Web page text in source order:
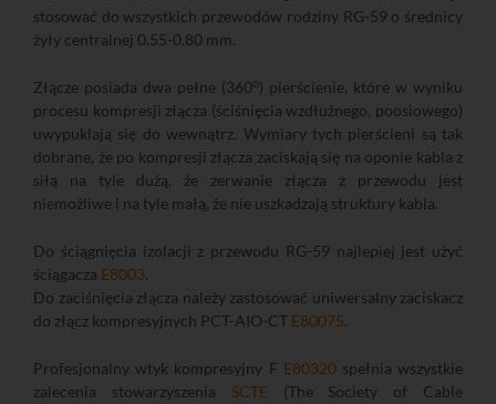
stosować do wszystkich przewodów rodziny RG-59 o średnicy
żyły centralnej 0.55-0.80 mm.
Złącze posiada dwa pełne (360o) pierścienie, które w wyniku
procesu kompresji złącza (ściśnięcia wzdłużnego, poosiowego)
uwypuklają się do wewnątrz. Wymiary tych pierścieni są tak
dobrane, że po kompresji złącza zaciskają się na oponie kabla z
siłą na tyle dużą, że zerwanie złącza z przewodu jest
niemożliwe i na tyle małą, że nie uszkadzają struktury kabla.
Do ściągnięcia izolacji z przewodu RG-59 najlepiej jest użyć
ściągacza E8003.
Do zaciśnięcia złącza należy zastosować uniwersalny zaciskacz
do złącz kompresyjnych PCT-AIO-CT E80075.
Profesjonalny wtyk kompresyjny F E80320spełnia wszystkie
zalecenia stowarzyszenia SCTE (The Society of Cable